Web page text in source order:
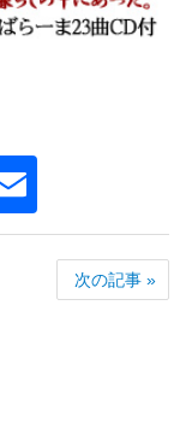
次の記事 »